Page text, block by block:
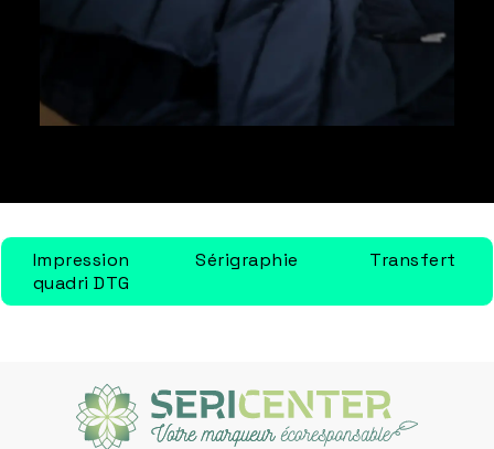
Impression
quadri DTG
Sérigraphie Transfert